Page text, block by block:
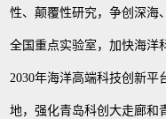
性、颠覆性研究，争创深海
全国重点实验室，加快海洋
2030年海洋高端科技创新平
地，强化青岛科创大走廊和